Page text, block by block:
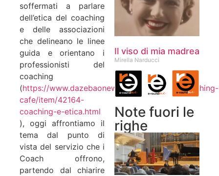
soffermati a parlare
dell’etica del coaching
e delle associazioni
che delineano le linee
guida e orientano i
professionisti del
coaching
(https://www.dazebaonews.it/italia/societa/coaching-
cafe/item/42164-
coaching-e-etica.html
), oggi affrontiamo il
tema dal punto di
vista del servizio che i
Coach offrono,
partendo dal chiarire
Il viso di mia madrea
Mirella Narducci
Note fuori le
righe